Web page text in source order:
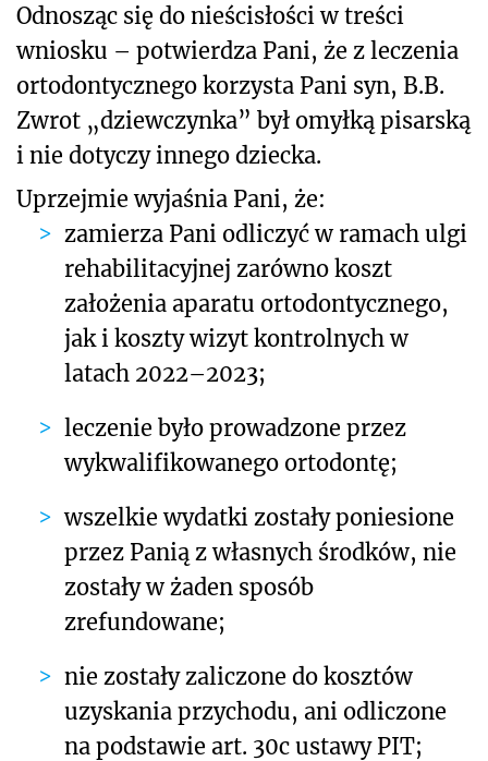
Odnosząc się do nieścisłości w treści
wniosku – potwierdza Pani, że z leczenia
ortodontycznego korzysta Pani syn, B.B.
Zwrot „dziewczynka” był omyłką pisarską
i nie dotyczy innego dziecka.
Uprzejmie wyjaśnia Pani, że:
zamierza Pani odliczyć w ramach ulgi
rehabilitacyjnej zarówno koszt
założenia aparatu ortodontycznego,
jak i koszty wizyt kontrolnych w
latach 2022–2023;
leczenie było prowadzone przez
wykwalifikowanego ortodontę;
wszelkie wydatki zostały poniesione
przez Panią z własnych środków, nie
zostały w żaden sposób
zrefundowane;
nie zostały zaliczone do kosztów
uzyskania przychodu, ani odliczone
na podstawie art. 30c ustawy PIT;